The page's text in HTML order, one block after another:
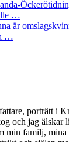
…
är
…
och jag älskar
min familj,